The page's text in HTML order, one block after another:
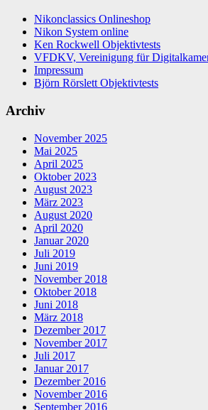
Nikonclassics Onlineshop
Nikon System online
Ken Rockwell Objektivtests
VFDKV, Vereinigung für
Impressum
Björn Rörslett Objektivtests
Archiv
November 2025
Mai 2025
April 2025
Oktober 2023
August 2023
März 2023
August 2020
April 2020
Januar 2020
Juli 2019
Juni 2019
November 2018
Oktober 2018
Juni 2018
März 2018
Dezember 2017
November 2017
Juli 2017
Januar 2017
Dezember 2016
November 2016
September 2016